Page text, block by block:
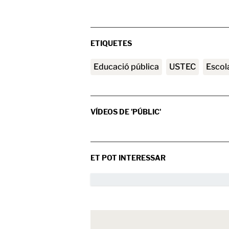
ETIQUETES
Educació pública USTEC
VÍDEOS DE 'PÚBLIC'
ET POT INTERESSAR